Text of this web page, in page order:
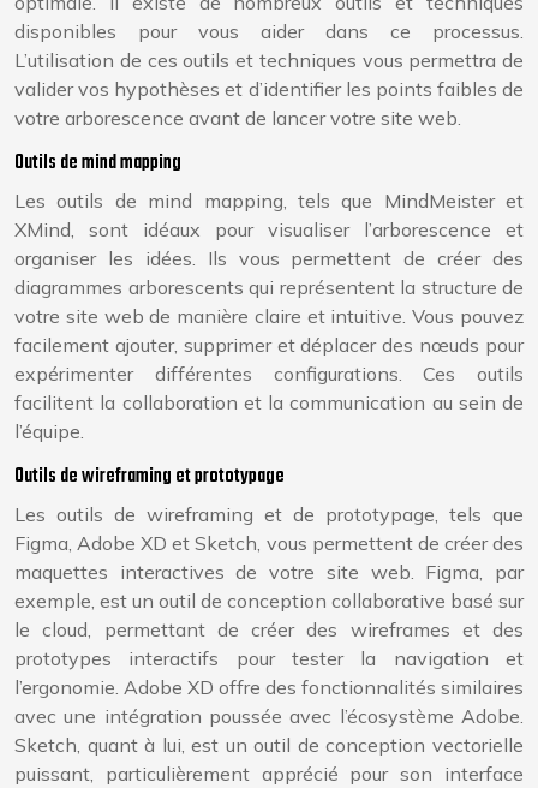
disponibles pour vous aider dans ce processus.
L’utilisation de ces outils et techniques vous permettra de
valider vos hypothèses et d’identifier les points faibles de
votre arborescence avant de lancer votre site web.
Outils de mind mapping
Les outils de mind mapping, tels que MindMeister et
XMind, sont idéaux pour visualiser l’arborescence et
organiser les idées. Ils vous permettent de créer des
diagrammes arborescents qui représentent la structure de
votre site web de manière claire et intuitive. Vous pouvez
facilement ajouter, supprimer et déplacer des nœuds pour
expérimenter différentes configurations. Ces outils
facilitent la collaboration et la communication au sein de
l’équipe.
Outils de wireframing et prototypage
Les outils de wireframing et de prototypage, tels que
Figma, Adobe XD et Sketch, vous permettent de créer des
maquettes interactives de votre site web. Figma, par
exemple, est un outil de conception collaborative basé sur
le cloud, permettant de créer des wireframes et des
prototypes interactifs pour tester la navigation et
l’ergonomie. Adobe XD offre des fonctionnalités similaires
avec une intégration poussée avec l’écosystème Adobe.
Sketch, quant à lui, est un outil de conception vectorielle
puissant, particulièrement apprécié pour son interface